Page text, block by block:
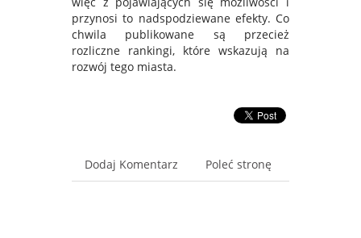
przynosi to nadspodziewane efekty. Co
chwila publikowane są przecież
rozliczne rankingi, które wskazują na
rozwój tego miasta.
Dodaj Komentarz Poleć stronę